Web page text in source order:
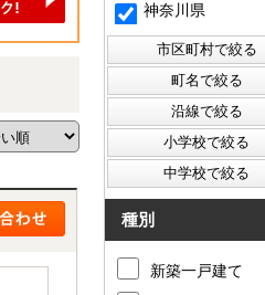
神奈川県
種別
新築一戸建て